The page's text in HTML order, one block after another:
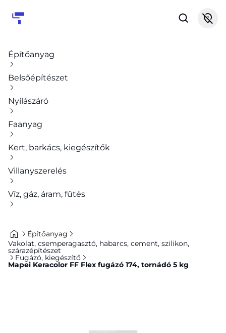
Építőanyag
Belsőépítészet
Nyílászáró
Faanyag
Kert, barkács, kiegészítők
Villanyszerelés
Víz, gáz, áram, fűtés
Építőanyag
Vakolat, csemperagasztó, habarcs, cement, szilikon,
szárazépítészet
Fugázó, kiegészítő
Mapei Keracolor FF Flex fugázó 174, tornádó 5 kg